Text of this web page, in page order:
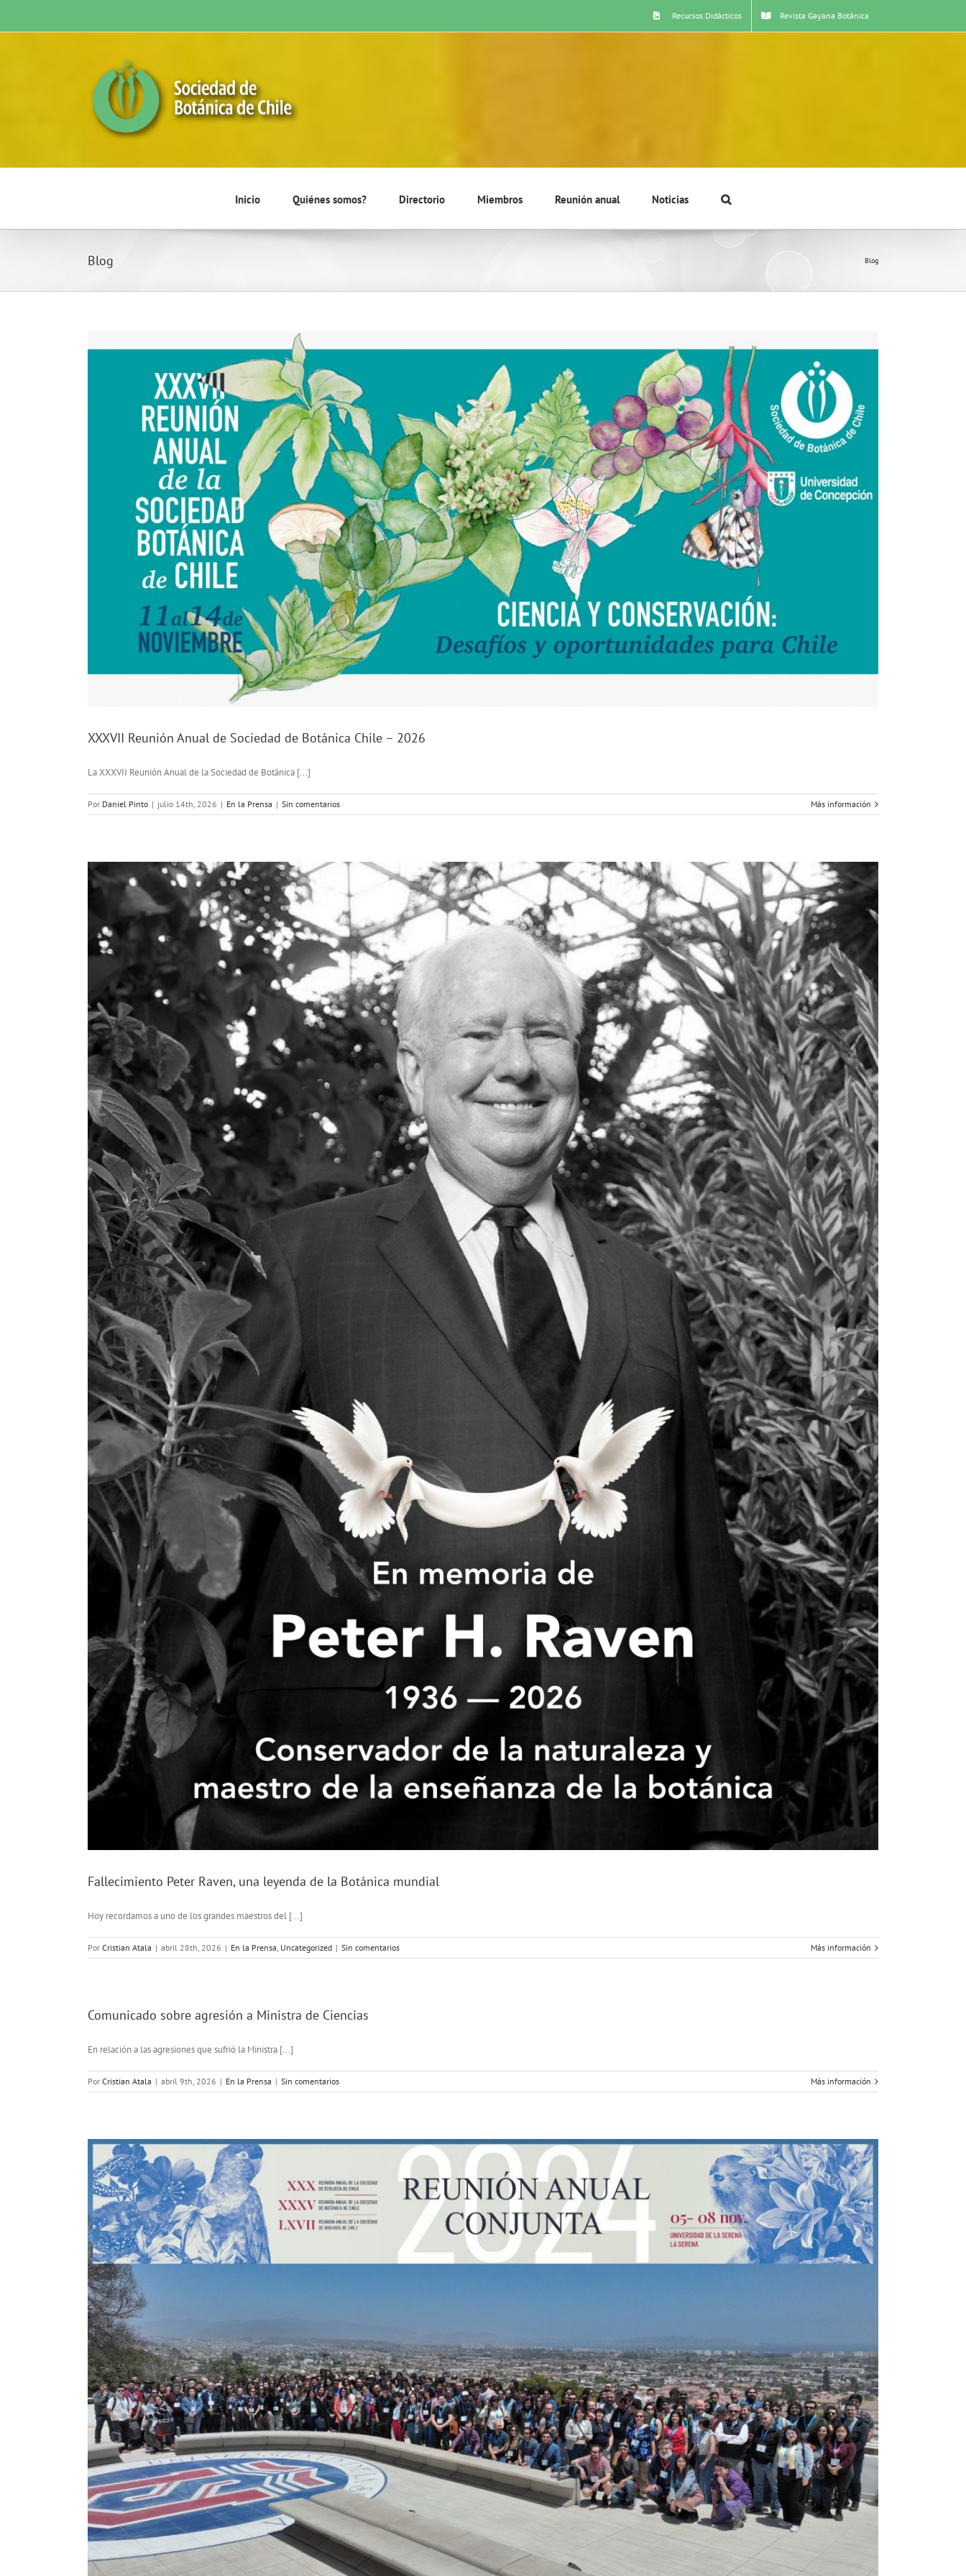
content
Recursos Didácticos Revista Gayana Botánica
Inicio Quiénes somos? Directorio Miembros Reunión anual Noticias
Blog Blog
XXXVII Reunión Anual de Sociedad de Botánica Chile – 2026
La XXXVII Reunión Anual de la Sociedad de Botánica [...]
Por Daniel Pinto | julio 14th, 2026 | En la Prensa | Sin comentarios Más información
Fallecimiento Peter Raven, una leyenda de la Botánica mundial
Hoy recordamos a uno de los grandes maestros del [...]
Por Cristian Atala | abril 28th, 2026 | En la Prensa Uncategorized | Sin comentarios Más información
Comunicado sobre agresión a Ministra de Ciencias
En relación a las agresiones que sufrió la Ministra [...]
Por Cristian Atala | abril 9th, 2026 | En la Prensa | Sin comentarios Más información